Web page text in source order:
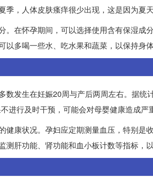
，人体皮肤瘙痒很少出现，这是因为夏
在怀孕期间，可以选择使用含有保湿成
多喝一些水、吃水果和蔬菜，以保持身体
发生在妊娠20周与产后两周左右。据统
行及时干预，可能会对母婴健康造成严
康状况。孕妇应定期测量血压，特别是
肝功能、肾功能和血小板计数等指标，